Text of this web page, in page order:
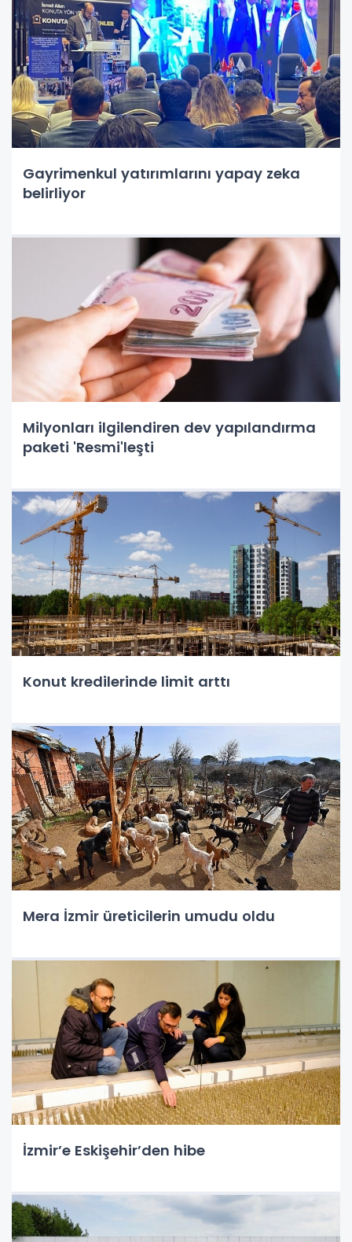
Gayrimenkul yatırımlarını yapay zeka
belirliyor
Milyonları ilgilendiren dev yapılandırma
paketi 'Resmi'leşti
Konut kredilerinde limit arttı
Mera İzmir üreticilerin umudu oldu
İzmir’e Eskişehir’den hibe